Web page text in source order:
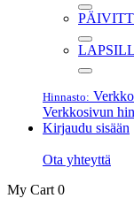
Hinnasto:
Verkkosivun
Kirjaudu sisään
Ota yhteyttä
My Cart 0